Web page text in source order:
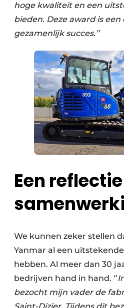
hoge kwaliteit en een
bieden. Deze award is
gezamenlijk succes.’’
Een
We kunnen zeker stellen
Yanmar al een
hebben. Al meer dan 30
bedrijven hand in hand. ‘’
bezocht mijn vader de